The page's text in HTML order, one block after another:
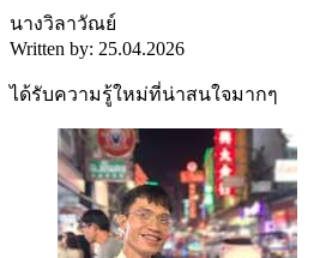
นางวิลาวัณย์
Written by: 25.04.2026
ได้รับความรู้ใหม่ที่น่าสนใจมากๆ